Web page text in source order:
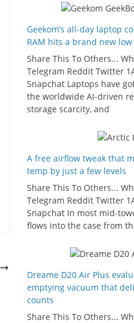
Geekom’s all-day laptop
RAM hits a brand new
Share This To Others...
Telegram Reddit Twitter
Snapchat Laptops have
the worldwide AI-driven
storage scarcity, and
A free airflow tweak that
temp by just a few levels
Share This To Others...
Telegram Reddit Twitter
Snapchat In most mid-
flows into the case from
Dreame D20 Air Plus
emptying vacuum that
counts
Share This To Others...